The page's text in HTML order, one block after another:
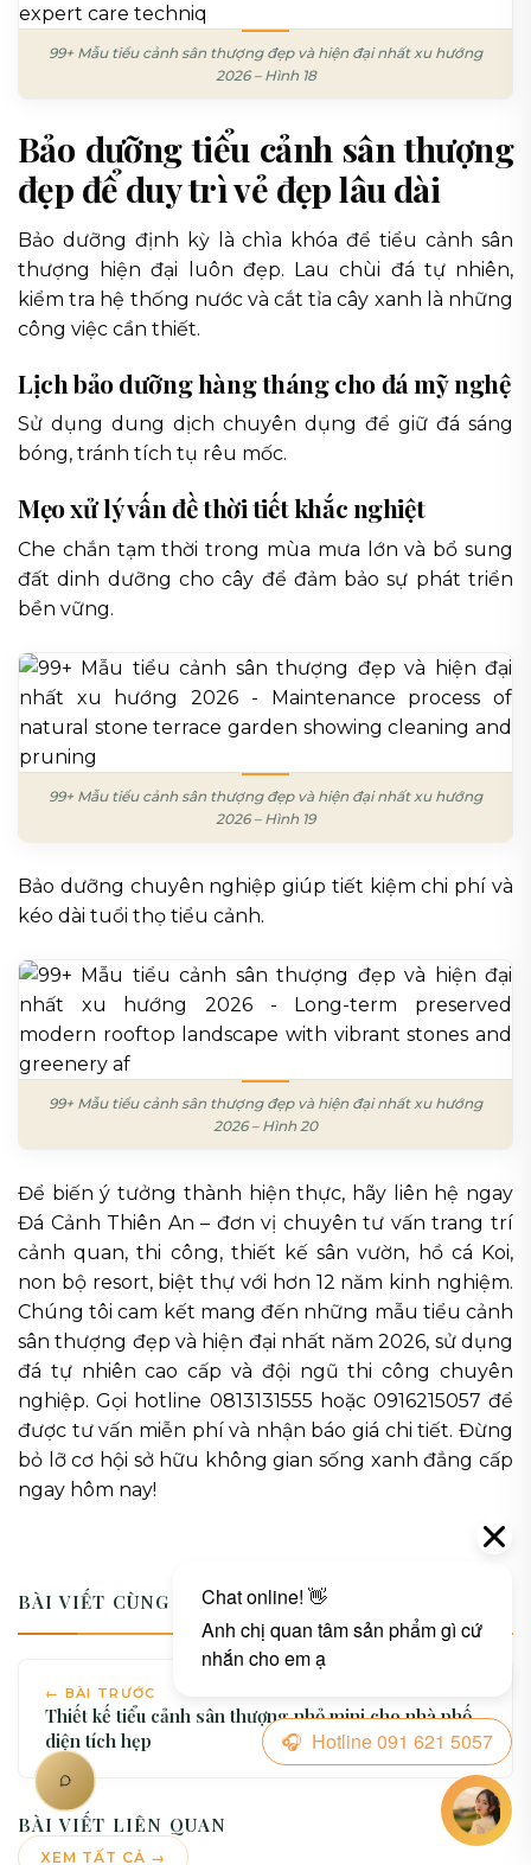
99+ Mẫu tiểu cảnh sân thượng đẹp và hiện đại nhất xu hướng
2026 – Hình 18
Bảo dưỡng tiểu cảnh sân thượng
đẹp để duy trì vẻ đẹp lâu dài
Bảo dưỡng định kỳ là chìa khóa để tiểu cảnh sân
thượng hiện đại luôn đẹp. Lau chùi đá tự nhiên,
kiểm tra hệ thống nước và cắt tỉa cây xanh là những
công việc cần thiết.
Lịch bảo dưỡng hàng tháng cho đá mỹ nghệ
Sử dụng dung dịch chuyên dụng để giữ đá sáng
bóng, tránh tích tụ rêu mốc.
Mẹo xử lý vấn đề thời tiết khắc nghiệt
Che chắn tạm thời trong mùa mưa lớn và bổ sung
đất dinh dưỡng cho cây để đảm bảo sự phát triển
bền vững.
99+ Mẫu tiểu cảnh sân thượng đẹp và hiện đại nhất xu hướng
2026 – Hình 19
Bảo dưỡng chuyên nghiệp giúp tiết kiệm chi phí và
kéo dài tuổi thọ tiểu cảnh.
99+ Mẫu tiểu cảnh sân thượng đẹp và hiện đại nhất xu hướng
2026 – Hình 20
Để biến ý tưởng thành hiện thực, hãy liên hệ ngay
Đá Cảnh Thiên An – đơn vị chuyên tư vấn trang trí
cảnh quan, thi công, thiết kế sân vườn, hồ cá Koi,
non bộ resort, biệt thự với hơn 12 năm kinh nghiệm.
Chúng tôi cam kết mang đến những mẫu tiểu cảnh
sân thượng đẹp và hiện đại nhất năm 2026, sử dụng
đá tự nhiên cao cấp và đội ngũ thi công chuyên
nghiệp. Gọi hotline 0813131555 hoặc 0916215057 để
được tư vấn miễn phí và nhận báo giá chi tiết. Đừng
bỏ lỡ cơ hội sở hữu không gian sống xanh đẳng cấp
ngay hôm nay!
BÀI VIẾT CÙNG CHUYÊN MỤC
← BÀI TRƯỚC
Thiết kế tiểu cảnh sân thượng nhỏ mini cho nhà phố
diện tích hẹp
BÀI VIẾT LIÊN QUAN
XEM TẤT CẢ →